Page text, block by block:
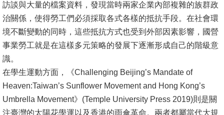
訪談與大量的檔案資料，發現當時兩家企業內部複雜的族群政
治關係，使得勞工們必須採取各式各樣的抵抗手段。在社會環
境不斷變動的同時，這些抵抗方式也受到外部因素影響，國營
事業勞工就是在這樣多元策略的發展下逐漸形成自己的階級意
識。
在學生運動方面，《Challenging Beijing’s Mandate of
Heaven:Taiwan’s Sunflower Movement and Hong Kong’s
Umbrella Movement》(Temple University Press 2019)則是關
注臺灣的太陽花學運以及香港的雨傘革命。兩者都屬當代大規